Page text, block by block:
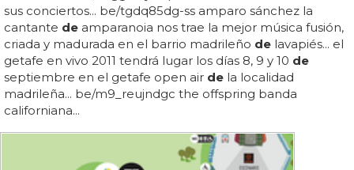
sus conciertos... be/tgdq85dg-ss amparo sánchez la
cantante de amparanoia nos trae la mejor música fusión,
criada y madurada en el barrio madrileño de lavapiés... el
getafe en vivo 2011 tendrá lugar los días 8, 9 y 10 de
septiembre en el getafe open air de la localidad
madrileña... be/m9_reujndgc the offspring banda
californiana...